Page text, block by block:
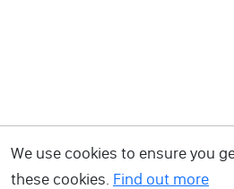
We use cookies to ensure you
these cookies. Find out more